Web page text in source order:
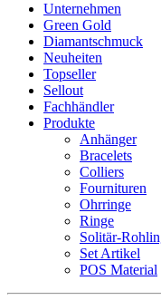
Unternehmen
Green Gold
Diamantschmuck
Neuheiten
Topseller
Sellout
Fachhändler
Produkte
Anhänger
Bracelets
Colliers
Fournituren
Ohrringe
Ringe
Solitär-
Set Artikel
POS Material